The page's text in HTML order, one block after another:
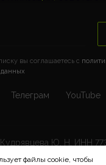
Ю. Н. ИНН
ОГРНИП 322774600419008
вы соглашаетесь c
Телеграм YouTube
файлы cookie, чтобы